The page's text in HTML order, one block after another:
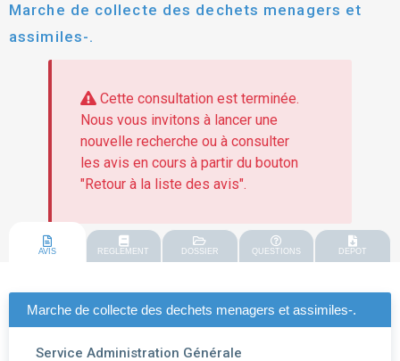
Marche de collecte des dechets menagers et
assimiles-.
Cette consultation est terminée.
Nous vous invitons à lancer une
nouvelle recherche ou à consulter
les avis en cours à partir du bouton
"Retour à la liste des avis".
AVIS REGLEMENT DOSSIER QUESTIONS DEPOT
Marche de collecte des dechets menagers et assimiles-.
Service Administration Générale